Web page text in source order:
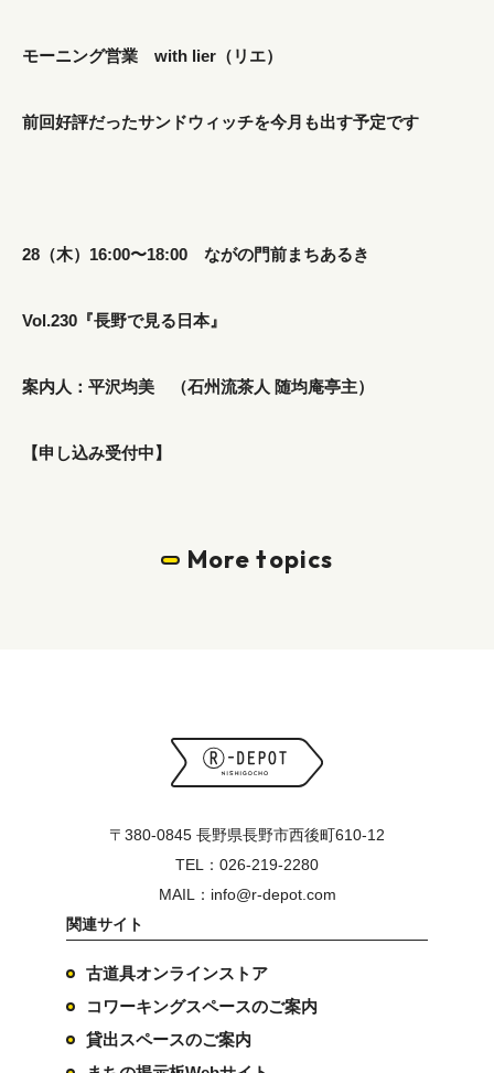
モーニング営業 with lier（リエ）
前回好評だったサンドウィッチを今月も出す予定です
28（木）16:00〜18:00 ながの門前まちあるき
Vol.230『長野で見る日本』
案内人：平沢均美 （石州流茶人 随均庵亭主）
【申し込み受付中】
More topics
〒380-0845 長野県長野市西後町610-12
TEL：026-219-2280
MAIL：info@r-depot.com
関連サイト
古道具オンラインストア
コワーキングスペースのご案内
貸出スペースのご案内